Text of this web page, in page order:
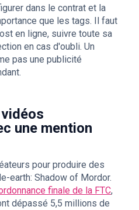
dans le contrat et la
que les tags. Il faut
en ligne, suivre toute sa
en cas d'oubli. Un
pas une publicité
une mention
pour produire des
earth: Shadow of Mordor.
finale de la FTC,
dépassé 5,5 millions de